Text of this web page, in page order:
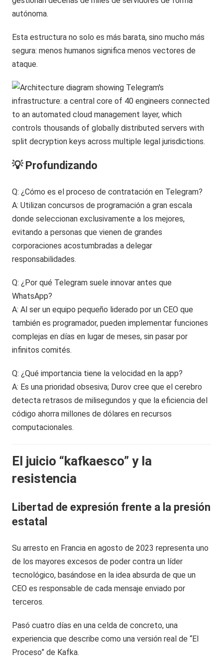
autónoma.
Esta estructura no solo es más barata, sino mucho más
segura: menos humanos significa menos vectores de
ataque.
💡 Profundizando
Q: ¿Cómo es el proceso de contratación en Telegram?
A: Utilizan concursos de programación a gran escala
donde seleccionan exclusivamente a los mejores,
evitando a personas que vienen de grandes
corporaciones acostumbradas a delegar
responsabilidades.
Q: ¿Por qué Telegram suele innovar antes que
WhatsApp?
A: Al ser un equipo pequeño liderado por un CEO que
también es programador, pueden implementar funciones
complejas en días en lugar de meses, sin pasar por
infinitos comités.
Q: ¿Qué importancia tiene la velocidad en la app?
A: Es una prioridad obsesiva; Durov cree que el cerebro
detecta retrasos de milisegundos y que la eficiencia del
código ahorra millones de dólares en recursos
computacionales.
El juicio “kafkaesco” y la
resistencia
Libertad de expresión frente a la presión
estatal
Su arresto en Francia en agosto de 2023 representa uno
de los mayores excesos de poder contra un líder
tecnológico, basándose en la idea absurda de que un
CEO es responsable de cada mensaje enviado por
terceros.
Pasó cuatro días en una celda de concreto, una
experiencia que describe como una versión real de “El
Proceso” de Kafka.